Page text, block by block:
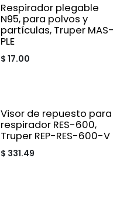
Respirador plegable
N95, para polvos y
partículas, Truper MAS-
PLE
$ 17.00
Visor de repuesto para
respirador RES-600,
Truper REP-RES-600-V
$ 331.49